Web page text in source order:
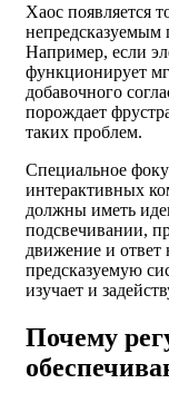
Хаос появляется
непредсказуемым
Например, если
функционирует
добавочного
порождает
таких проблем.
Специальное
интерактивных
должны иметь
подсвечивании,
движение и
предсказуемую
изучает и
Почему